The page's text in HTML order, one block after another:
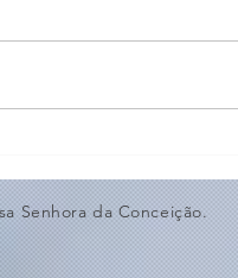
ao Dia dos
Senhora da Conceição.